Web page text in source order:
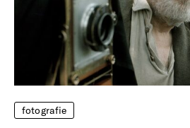
fotografie